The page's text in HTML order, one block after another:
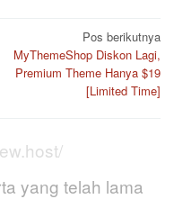
Pos berikutnya
MyThemeShop Diskon Lagi,
Premium Theme Hanya $19
[Limited Time]
yang telah lama